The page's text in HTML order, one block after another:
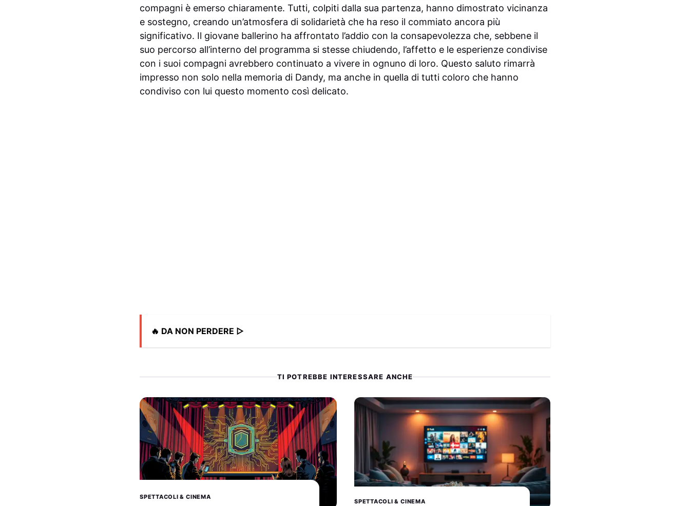
compagni è emerso chiaramente. Tutti, colpiti dalla sua partenza, hanno dimostrato vicinanza
e sostegno, creando un’atmosfera di solidarietà che ha reso il commiato ancora più
significativo. Il giovane ballerino ha affrontato l’addio con la consapevolezza che, sebbene il
suo percorso all’interno del programma si stesse chiudendo, l’affetto e le esperienze condivise
con i suoi compagni avrebbero continuato a vivere in ognuno di loro. Questo saluto rimarrà
impresso non solo nella memoria di Dandy, ma anche in quella di tutti coloro che hanno
condiviso con lui questo momento così delicato.
🔥 DA NON PERDERE ▷
TI POTREBBE INTERESSARE ANCHE
SPETTACOLI & CINEMA
SPETTACOLI & CINEMA